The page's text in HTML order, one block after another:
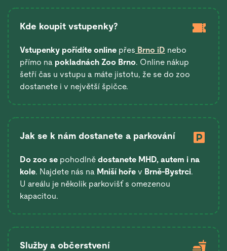
Kde koupit vstupenky?
Vstupenky pořídíte online přes Brno iD nebo
přímo na pokladnách Zoo Brno. Online nákup
šetří čas u vstupu a máte jistotu, že se do zoo
dostanete i v největší špičce.
Jak se k nám dostanete a parkování
Do zoo se pohodlně dostanete MHD, autem i na
kole. Najdete nás na Mniší hoře v Brně-Bystrci.
U areálu je několik parkovišť s omezenou
kapacitou.
Služby a občerstvení